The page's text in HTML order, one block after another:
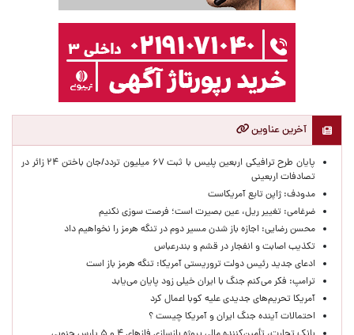
آخرین عناوین
پایان طرح ترافیکی اربعین پلیس با ثبت ۶۷ میلیون تردد/جان باختن ۲۴ زائر در
تصادفات اربعینی
مدودف: ژاپن تابع آمریکاست
ضرغامی: تغییر ریل، عین بصیرت است؛ فرصت سوزی نکنیم
محسن رضایی: اجازه باز شدن مسیر دوم در تنگه هرمز را نخواهیم داد
تکذیب اصابت و انفجار در قشم و بندرعباس
ادعای جدید رئیس دولت تروریستی آمریکا: تنگه هرمز باز است
ترامپ: فکر می‌کنم جنگ با ایران خیلی زود پایان می‌یابد
آمریکا تحریم‌های جدیدی علیه کوبا اعمال کرد
احتمالات آینده جنگ ایران و آمریکا چیست ؟